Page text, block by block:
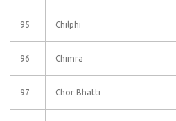
95 Chilphi
96 Chimra
97 Chor Bhatti